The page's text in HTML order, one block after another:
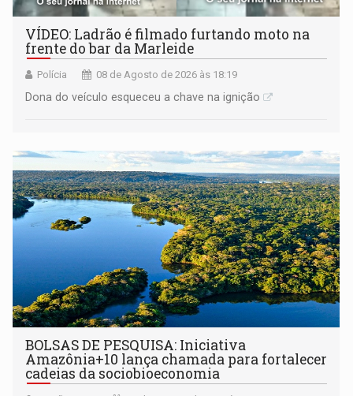
VÍDEO: Ladrão é filmado furtando moto na
frente do bar da Marleide
Polícia 08 de Agosto de 2026 às 18:19
Dona do veículo esqueceu a chave na ignição
BOLSAS DE PESQUISA: Iniciativa
Amazônia+10 lança chamada para fortalecer
cadeias da sociobioeconomia